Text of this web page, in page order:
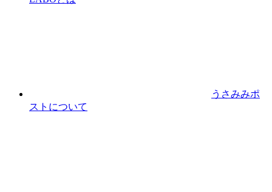
うさみみポ
ストについて